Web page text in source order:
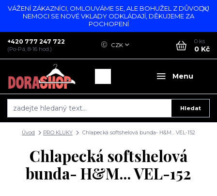
VÁŽENÍ ZÁKAZNÍCI, OMLOUVÁME SE, ALE BOHUŽEL Z DŮVODU
NEMOCI SE NOVÉ VKLADY ODKLÁDAJÍ, DĚKUJEME ZA
POCHOPENÍ
Menu
CZK
Hledat
+420 777 247 722
(Po-Pá, 8-16 hod.)
0 ks
0 Kč
Úvod PRO KLUKY Chlapecká softshelová bunda- H&M... VEL-152
Chlapecká softshelová
bunda- H&M... VEL-152